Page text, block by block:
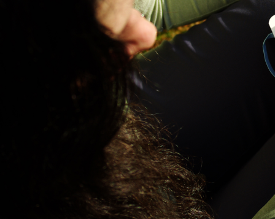
Магазин
Контакты
ОтзывыFAQ